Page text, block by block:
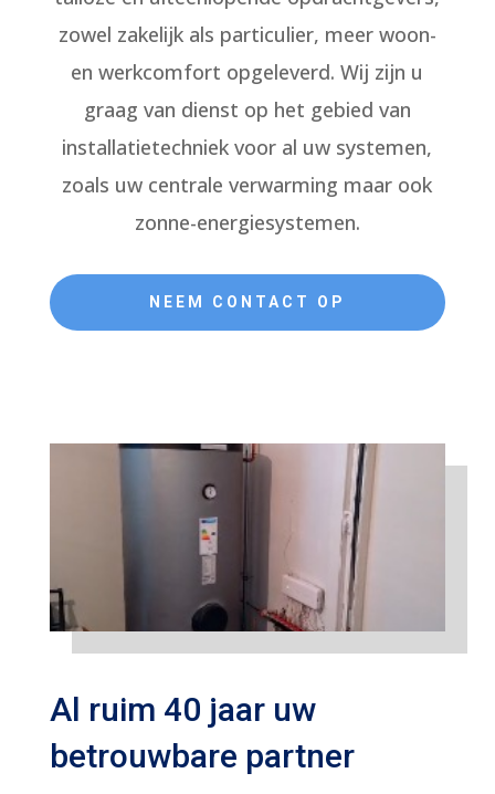
zowel zakelijk als particulier, meer woon-
en werkcomfort opgeleverd. Wij zijn u
graag van dienst op het gebied van
installatietechniek voor al uw systemen,
zoals uw centrale verwarming maar ook
zonne-energiesystemen.
NEEM CONTACT OP
Al ruim 40 jaar uw
betrouwbare partner